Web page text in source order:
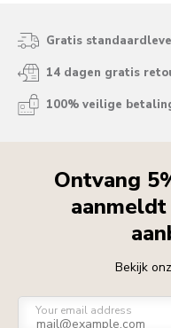
Gratis
14 dagen gratis
100% veilige
Ontvang
Bekijk
Your email address